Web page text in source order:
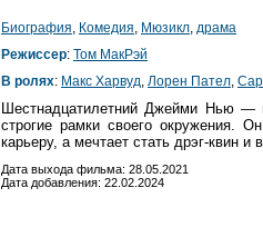
Биография, Комедия, Мюзикл, драма
Режиссер: Том МакРэй
В ролях: Макс Харвуд, Лорен Пател,
Шестнадцатилетний Джейми Нью —
строгие рамки своего окружения.
карьеру, а мечтает стать дрэг-квин и
Дата выхода фильма: 28.05.2021
Дата добавления: 22.02.2024